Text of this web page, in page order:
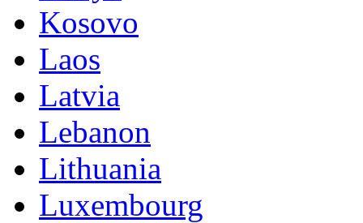
Kosovo
Laos
Latvia
Lebanon
Lithuania
Luxembourg